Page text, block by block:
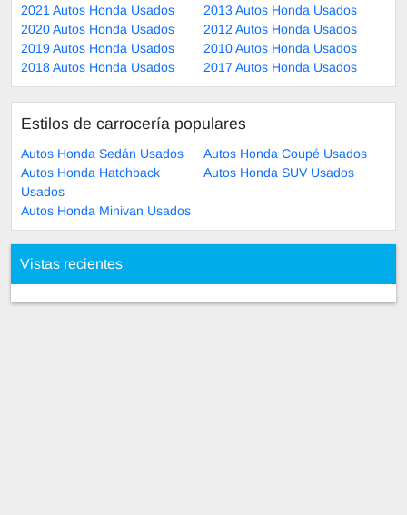
2021 Autos Honda Usados
2013 Autos Honda Usados
2020 Autos Honda Usados
2012 Autos Honda Usados
2019 Autos Honda Usados
2010 Autos Honda Usados
2018 Autos Honda Usados
2017 Autos Honda Usados
Estilos de carrocería populares
Autos Honda Sedán Usados
Autos Honda Coupé Usados
Autos Honda Hatchback
Usados
Autos Honda SUV Usados
Autos Honda Minivan Usados
Vistas recientes